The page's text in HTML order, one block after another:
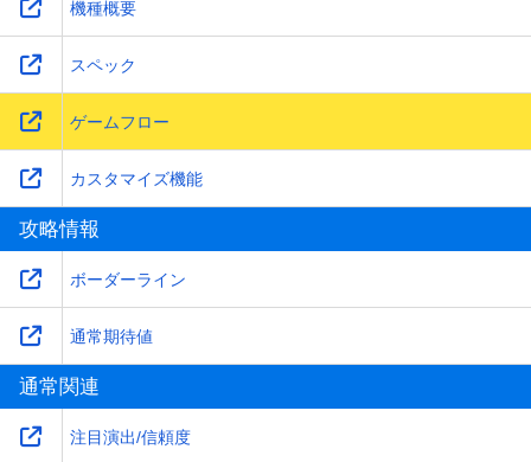
機種概要
スペック
ゲームフロー
カスタマイズ機能
攻略情報
ボーダーライン
通常期待値
通常関連
注目演出/信頼度